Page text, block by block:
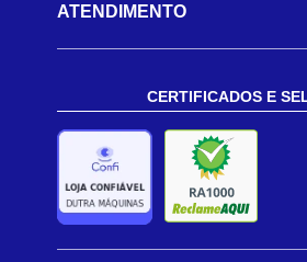
ATENDIMENTO
CERTIFICADOS E